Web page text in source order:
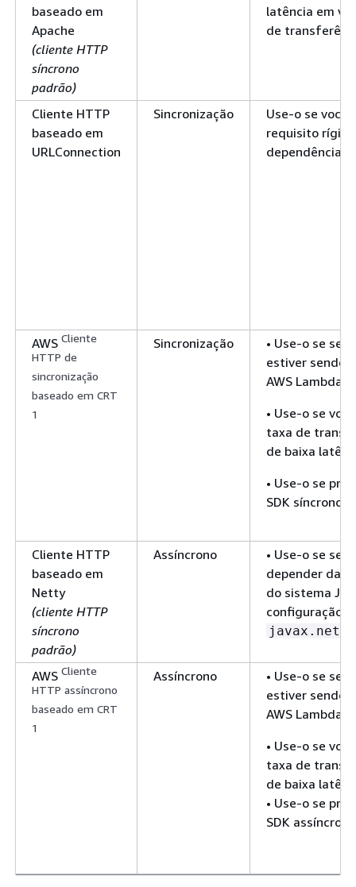
baseado em
Apache
(cliente HTTP
síncrono
padrão)
latência em
de
Cliente HTTP
baseado em
URLConnection
Sincronização
Use-o se você
requisito
dependências
AWS Cliente
HTTP de
sincronização
baseado em CRT
1
Sincronização
• Use-o se
estiver sendo
AWS Lambda
• Use-o se
taxa de
de baixa
• Use-o se
SDK síncronos.
Cliente HTTP
baseado em
Netty
(cliente HTTP
síncrono
padrão)
Assíncrono
• Use-o se
depender das
do sistema
configuração
AWS Cliente
HTTP assíncrono
baseado em CRT
1
Assíncrono
• Use-o se
estiver sendo
AWS Lambda
• Use-o se
taxa de
de baixa
• Use-o se
SDK